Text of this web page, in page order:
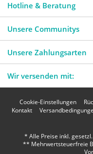
Hotline & Beratung
Unsere Communitys
Unsere Zahlungsarten
Wir versenden mit:
Cookie-Einstellungen
Kontakt
* Alle Preise inkl.
** Mehrwertsteuerfreie